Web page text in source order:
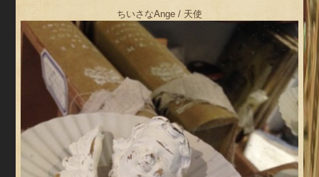
ちいさなAnge / 天使